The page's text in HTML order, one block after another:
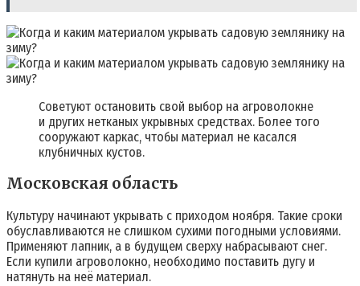
Советуют остановить свой выбор на агроволокне
и других нетканых укрывных средствах. Более того
сооружают каркас, чтобы материал не касался
клубничных кустов.
Московская область
Культуру начинают укрывать с приходом ноября. Такие сроки
обуславливаются не слишком сухими погодными условиями.
Применяют лапник, а в будущем сверху набрасывают снег.
Если купили агроволокно, необходимо поставить дугу и
натянуть на неё материал.